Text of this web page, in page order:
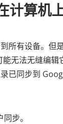
计算机
所有设备。但
无法无缝编
已同步到
步。